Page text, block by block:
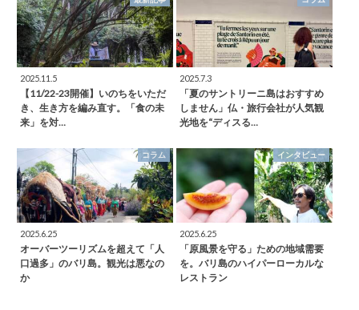
2025.11.5
【11/22-23開催】いのちをいただ
き、生き方を編み直す。「食の未
来」を対…
2025.7.3
「夏のサントリーニ島はおすすめ
しません」仏・旅行会社が人気観
光地を“ディスる…
コラム
2025.6.25
オーバーツーリズムを超えて「人
口過多」のバリ島。観光は悪なの
か
インタビュー
2025.6.25
「原風景を守る」ための地域需要
を。バリ島のハイパーローカルな
レストラン